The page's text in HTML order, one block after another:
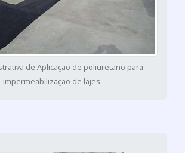
de Aplicação de poliuretano para
impermeabilização de lajes